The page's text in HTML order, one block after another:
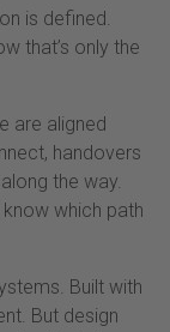
is defined.
that’s only the
are aligned
handovers
the way.
which path
Built with
But design